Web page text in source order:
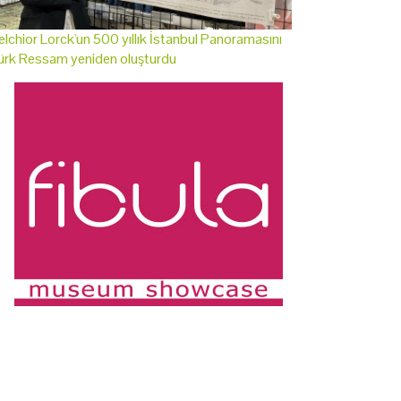
Lorck'un 500 yıllık İstanbul Panoramasını
Ressam yeniden oluşturdu